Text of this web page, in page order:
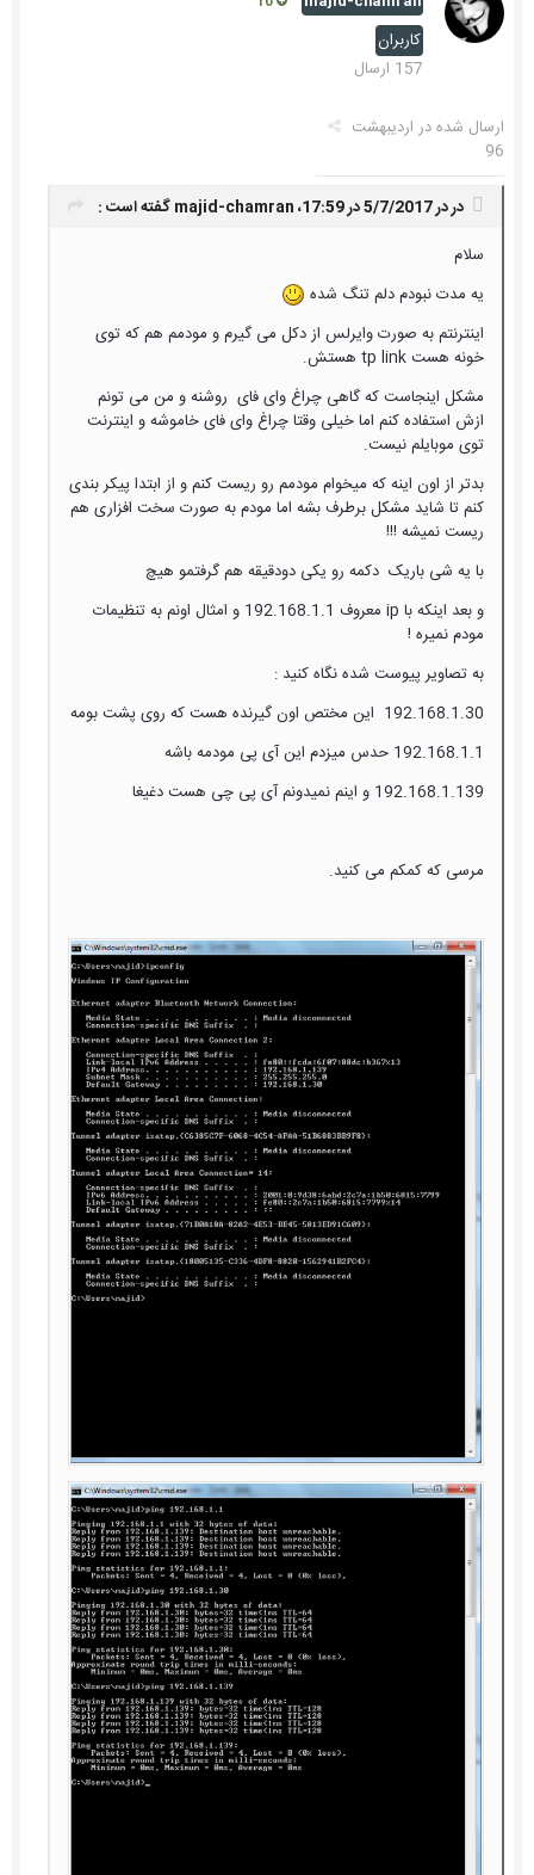
کاربران
157 ارسال
ارسال شده در اردیبهشت
96
در در 5/7/2017 در 17:59، majid-chamranگفته است :
سلام
یه مدت نبودم دلم تنگ شده
اینترنتم به صورت وایرلس از دکل می گیرم و مودمم هم که توی
خونه هست tp link هستش.
مشکل اینجاست که گاهی چراغ وای فای روشنه و من می تونم
ازش استفاده کنم اما خیلی وقتا چراغ وای فای خاموشه و اینترنت
توی موبایلم نیست.
بدتر از اون اینه که میخوام مودمم رو ریست کنم و از ابتدا پیکر بندی
کنم تا شاید مشکل برطرف بشه اما مودم به صورت سخت افزاری هم
ریست نمیشه !!!
با یه شی باریک دکمه رو یکی دودقیقه هم گرفتمو هیچ
و بعد اینکه با ip معروف 192.168.1.1 و امثال اونم به تنظیمات
مودم نمیره !
به تصاویر پیوست شده نگاه کنید :
192.168.1.30 این مختص اون گیرنده هست که روی پشت بومه
192.168.1.1 حدس میزدم این آی پی مودمه باشه
192.168.1.139 و اینم نمیدونم آی پی چی هست دغیغا
مرسی که کمکم می کنید.